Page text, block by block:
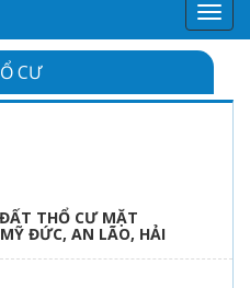
Menu
CƯ
THỔ CƯ MẶT
ĐỨC, AN LÃO, HẢI